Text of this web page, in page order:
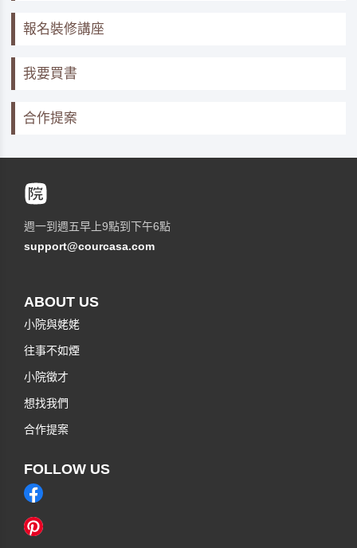
報名裝修講座
我要買書
合作提案
週一到週五早上9點到下午6點
support@courcasa.com
ABOUT US
小院與姥姥
往事不如煙
小院徵才
想找我們
合作提案
FOLLOW US